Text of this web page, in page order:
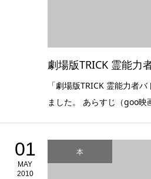
劇場版TRICK 霊能力
「劇場版TRICK 霊能力者
ました。 あらすじ（goo映
01
MAY
2010
本